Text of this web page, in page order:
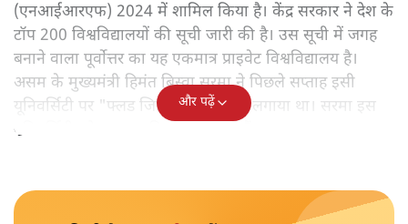
(एनआईआरएफ) 2024 में शामिल किया है। केंद्र सरकार ने देश के
टॉप 200 विश्वविद्यालयों की सूची जारी की है। उस सूची में जगह
बनाने वाला पूर्वोत्तर का यह एकमात्र प्राइवेट विश्वविद्यालय है।
असम के मुख्यमंत्री हिमंत बिस्वा सरमा ने पिछले सप्ताह इसी
यूनिवर्सिटी पर "फ्लड जिहाद" का आरोप लगाया था। सरमा इस
यूनिवर्सिटी को लगातार निशाना बना रहे हैं।
और पढ़ें